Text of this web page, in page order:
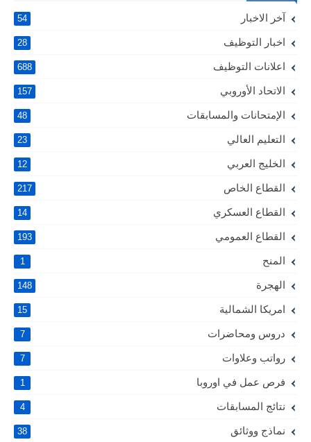
آخر الاخبار 54
اخبار التوظيف 28
اعلانات التوظيف 688
الاتحاد الأوروبي 157
الإمتحانات والمسابقات 48
التعليم العالي 23
الخليج العربي 12
القطاع الخاص 217
القطاع العسكري 14
القطاع العمومي 193
المنح 1
الهجرة 148
امريكا الشمالية 15
دروس ومحاضرات 7
رواتب وعلاوات 7
فرص عمل في اوروبا 1
نتائج المسابقات 4
نماذج ووثائق 38